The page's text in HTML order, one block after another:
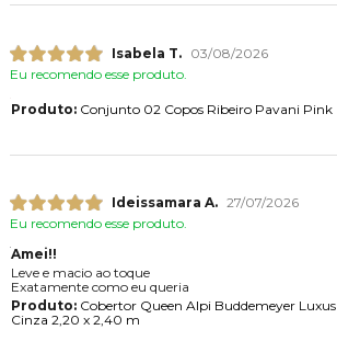
Isabela T.
03/08/2026
Eu recomendo esse produto.
Produto:Conjunto 02 Copos Ribeiro Pavani Pink
Ideissamara A. 27/07/2026
Eu recomendo esse produto.
Amei!!
Leve e macio ao toque
Exatamente como eu queria
Produto:Cobertor Queen Alpi Buddemeyer Luxus
Cinza 2,20 x 2,40 m